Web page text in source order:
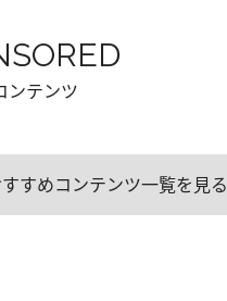
ンテンツ
すめコンテンツ一覧を見る